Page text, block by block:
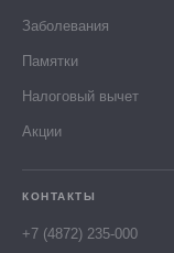
Заболевания
Памятки
Налоговый вычет
Акции
КОНТАКТЫ
+7 (4872) 235-000